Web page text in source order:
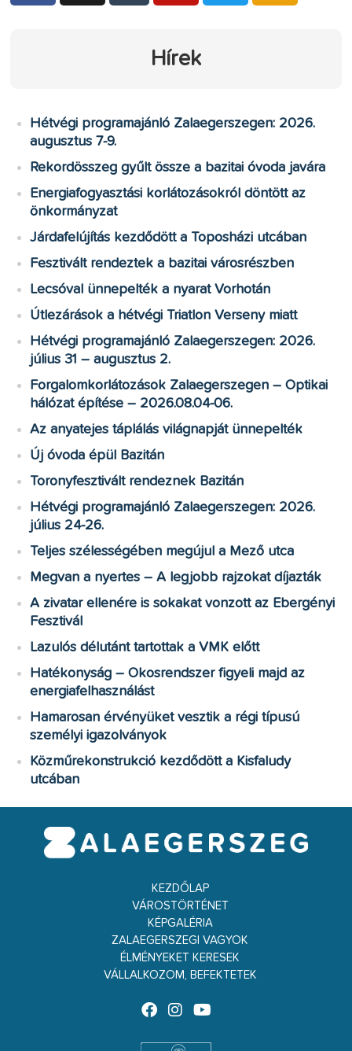
Hírek
Hétvégi programajánló Zalaegerszegen: 2026.
augusztus 7-9.
Rekordösszeg gyűlt össze a bazitai óvoda javára
Energiafogyasztási korlátozásokról döntött az
önkormányzat
Járdafelújítás kezdődött a Toposházi utcában
Fesztivált rendeztek a bazitai városrészben
Lecsóval ünnepelték a nyarat Vorhotán
Útlezárások a hétvégi Triatlon Verseny miatt
Hétvégi programajánló Zalaegerszegen: 2026.
július 31 – augusztus 2.
Forgalomkorlátozások Zalaegerszegen – Optikai
hálózat építése – 2026.08.04-06.
Az anyatejes táplálás világnapját ünnepelték
Új óvoda épül Bazitán
Toronyfesztivált rendeznek Bazitán
Hétvégi programajánló Zalaegerszegen: 2026.
július 24-26.
Teljes szélességében megújul a Mező utca
Megvan a nyertes – A legjobb rajzokat díjazták
A zivatar ellenére is sokakat vonzott az Ebergényi
Fesztivál
Lazulós délutánt tartottak a VMK előtt
Hatékonyság – Okosrendszer figyeli majd az
energiafelhasználást
Hamarosan érvényüket vesztik a régi típusú
személyi igazolványok
Közműrekonstrukció kezdődött a Kisfaludy
utcában
KEZDŐLAP
VÁROSTÖRTÉNET
KÉPGALÉRIA
ZALAEGERSZEGI VAGYOK
ÉLMÉNYEKET KERESEK
VÁLLALKOZOM, BEFEKTETEK